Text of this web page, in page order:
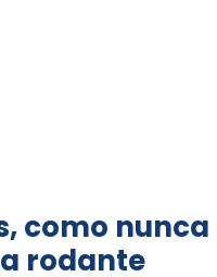
como nunca
rodante